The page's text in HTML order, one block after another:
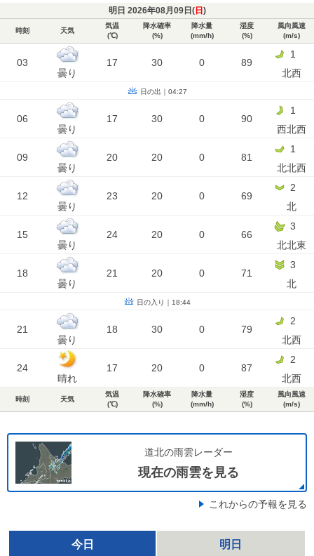
明日 2026年08月09日(日 )
時刻 天気
気温
(℃)
降水確率
(%)
降水量
(mm/h)
湿度
(%)
風向風速
(m/s)
03
曇り
17 30 0 89
1
北西
日の出｜04:27
06
曇り
17 30 0 90
1
西北西
09
曇り
20 20 0 81
1
北北西
12
曇り
23 20 0 69
2
北
15
曇り
24 20 0 66
3
北北東
18
曇り
21 20 0 71
3
北
日の入り｜18:44
21
曇り
18 30 0 79
2
北西
24
晴れ
17 20 0 87
2
北西
時刻 天気
気温
(℃)
降水確率
(%)
降水量
(mm/h)
湿度
(%)
風向風速
(m/s)
道北の雨雲レーダー
現在の雨雲を見る
これからの予報を見る
今日 明日